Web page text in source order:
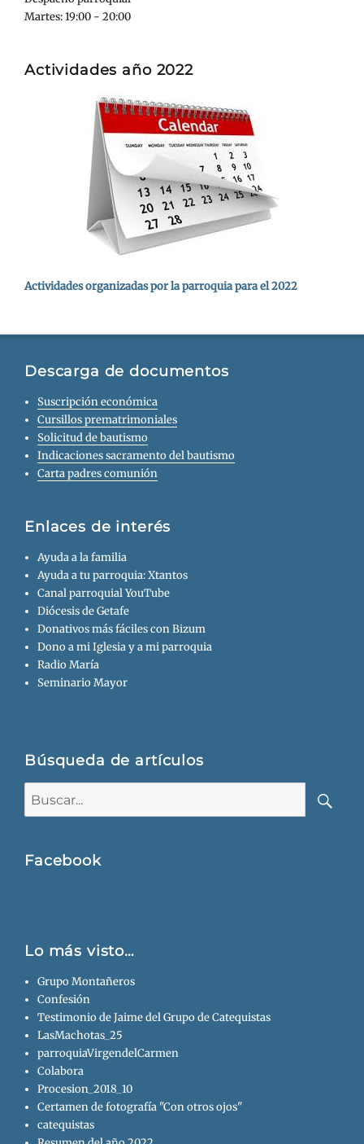
Martes: 19:00 - 20:00
Actividades año 2022
Actividades organizadas por la parroquia para el 2022
Descarga de documentos
Suscripción económica
Cursillos prematrimoniales
Solicitud de bautismo
Indicaciones sacramento del bautismo
Carta padres comunión
Enlaces de interés
Ayuda a la familia
Ayuda a tu parroquia: Xtantos
Canal parroquial YouTube
Diócesis de Getafe
Donativos más fáciles con Bizum
Dono a mi Iglesia y a mi parroquia
Radio María
Seminario Mayor
Búsqueda de artículos
Facebook
Lo más visto…
Grupo Montañeros
Confesión
Testimonio de Jaime del Grupo de Catequistas
LasMachotas_25
parroquiaVirgendelCarmen
Colabora
Procesion_2018_10
Certamen de fotografía "Con otros ojos"
catequistas